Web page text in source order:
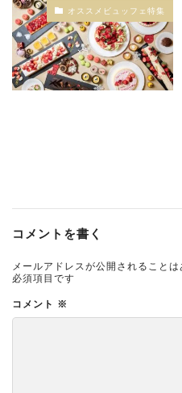
オススメビュッフェ特集
コメントを書く
メールアドレスが公開されることは
必須項目です
コメント ※